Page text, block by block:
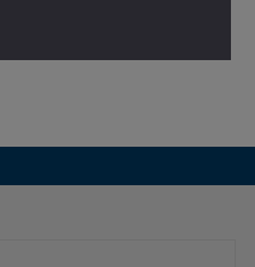
apreciación cambiaria y
de interés de política
de la balanza comercial.